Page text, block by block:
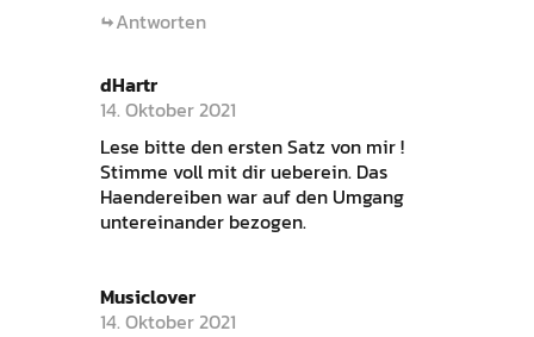
Antworten
dHartr
14. Oktober 2021
Lese bitte den ersten Satz von mir !
Stimme voll mit dir ueberein. Das
Haendereiben war auf den Umgang
untereinander bezogen.
Musiclover
14. Oktober 2021